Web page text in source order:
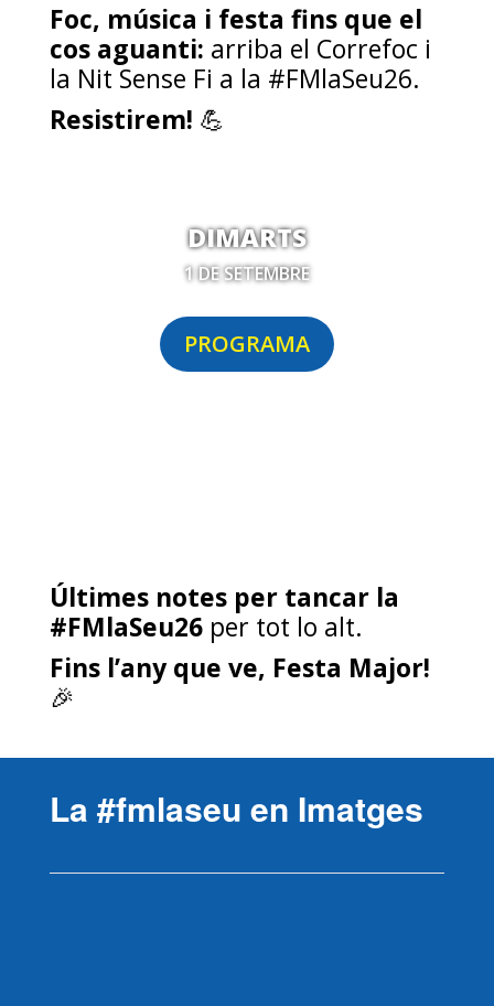
Foc, música i festa fins que el
cos aguanti: arriba el Correfoc i
la Nit Sense Fi a la #FMlaSeu26.
Resistirem! 💪
DIMARTS
1 DE SETEMBRE
PROGRAMA
Últimes notes per tancar la
#FMlaSeu26per tot lo alt.
Fins l’any que ve, Festa Major!
🎉
La #fmlaseu en Imatges